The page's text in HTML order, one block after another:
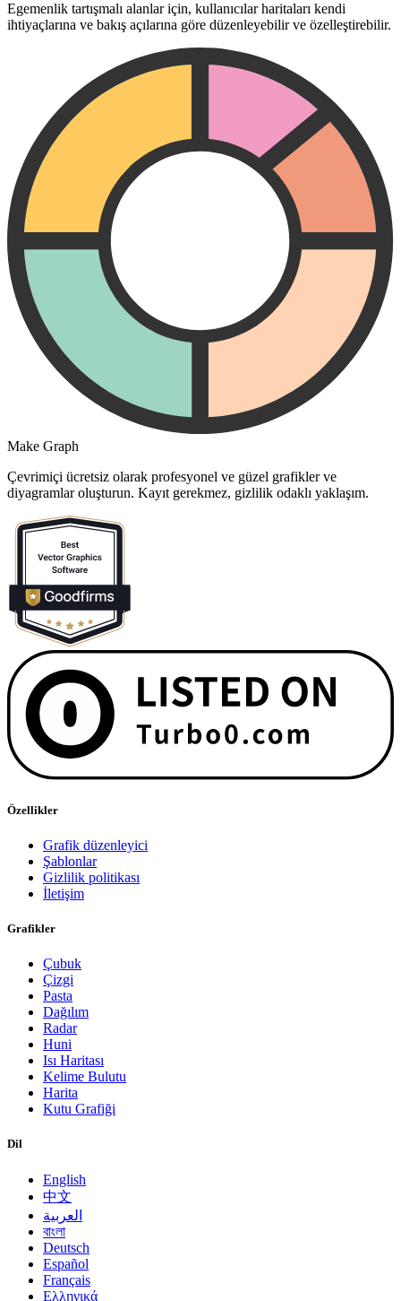
Egemenlik tartışmalı alanlar için, kullanıcılar haritaları kendi
ihtiyaçlarına ve bakış açılarına göre düzenleyebilir ve özelleştirebilir.
Make Graph
Çevrimiçi ücretsiz olarak profesyonel ve güzel grafikler ve
diyagramlar oluşturun. Kayıt gerekmez, gizlilik odaklı yaklaşım.
Özellikler
Grafik düzenleyici
Şablonlar
Gizlilik politikası
İletişim
Grafikler
Çubuk
Çizgi
Pasta
Dağılım
Radar
Huni
Isı Haritası
Kelime Bulutu
Harita
Kutu Grafiği
Dil
English
中文
العربية
বাংলা
Deutsch
Español
Français
Ελληνικά